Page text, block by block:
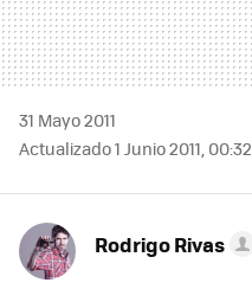
31 Mayo 2011
Actualizado 1 Junio 2011, 00:32
Rodrigo Rivas